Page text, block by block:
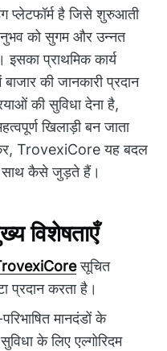
प्लेटफॉर्म है जिसे शुरुआती
को सुगम और उन्नत
इसका प्राथमिक कार्य
की जानकारी प्रदान
की सुविधा देना है,
खिलाड़ी बन जाता
TrovexiCore यह बदल
के साथ कैसे जुड़ते हैं।
विशेषताएँ
सूचित
प्रदान करता है।
मानदंडों के
के लिए एल्गोरिदम